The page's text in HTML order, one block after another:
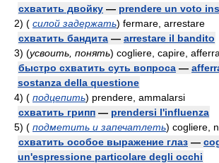
схватить двойку — prendere un voto
2) ( силой задержать) fermare, arrestare
схватить бандита — arrestare il bandito
3) (усвоить, понять) cogliere, capire,
быстро схватить суть вопроса —
sostanza della questione
4) ( подцепить) prendere, ammalarsi
схватить грипп — prendersi l'influenza
5) ( подметить и запечатлеть) cogliere,
схватить особое выражение глаз —
un'espressione particolare degli occhi